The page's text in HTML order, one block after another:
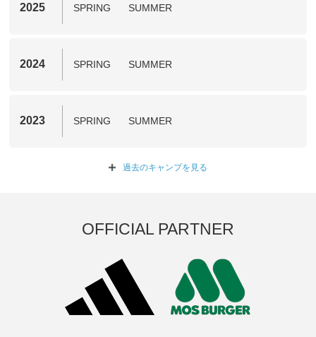
2025 SPRING SUMMER
2024 SPRING SUMMER
2023 SPRING SUMMER
過去のキャンプを 見る
OFFICIAL PARTNER